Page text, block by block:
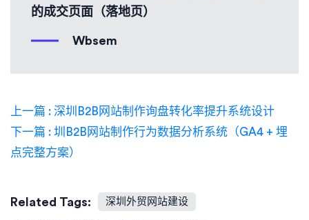
的成交页面（落地页）
Wbsem
上一篇 : 深圳B2B网站制作询盘转化率提升系统设计
下一篇 : 圳B2B网站制作行为数据分析系统（GA4 + 埋
点完整方案）
Related Tags: 深圳外贸网站建设